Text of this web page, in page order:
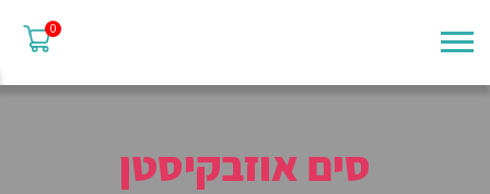
0
סים אוזבקיסטן